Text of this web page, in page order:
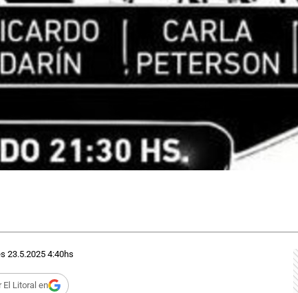
23.5.2025 4:40hs
El Litoral en